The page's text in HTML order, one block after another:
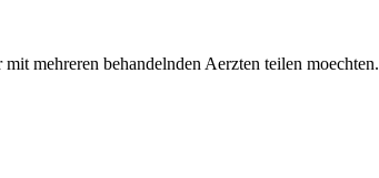
mehreren behandelnden Aerzten teilen moechten.